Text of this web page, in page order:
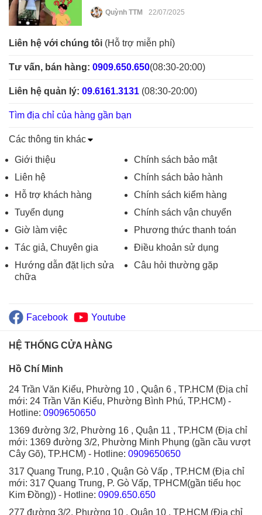
Quỳnh TTM 22/07/2025
Liên hệ với chúng tôi (Hỗ trợ miễn phí)
Tư vấn, bán hàng: 0909.650.650(08:30-20:00)
Liên hệ quản lý: 09.6161.3131 (08:30-20:00)
Tìm địa chỉ của hàng gần bạn
Các thông tin khác
Giới thiệu
Liên hệ
Hỗ trợ khách hàng
Tuyển dụng
Giờ làm việc
Tác giả, Chuyên gia
Hướng dẫn đặt lịch sửa
chữa
Chính sách bảo mật
Chính sách bảo hành
Chính sách kiểm hàng
Chính sách vận chuyển
Phương thức thanh toán
Điều khoản sử dụng
Câu hỏi thường gặp
Facebook Youtube
HỆ THỐNG CỬA HÀNG
Hồ Chí Minh
24 Trần Văn Kiểu, Phường 10 , Quận 6 , TP.HCM (Địa chỉ
mới: 24 Trần Văn Kiểu, Phường Bình Phú, TP.HCM) -
Hotline: 0909650650
1369 đường 3/2, Phường 16 , Quận 11 , TP.HCM (Địa chỉ
mới: 1369 đường 3/2, Phường Minh Phụng (gần cầu vượt
Cây Gõ), TP.HCM) - Hotline: 0909650650
317 Quang Trung, P.10 , Quận Gò Vấp , TP.HCM (Địa chỉ
mới: 317 Quang Trung, P. Gò Vấp, TPHCM(gần tiểu học
Kim Đồng)) - Hotline: 0909.650.650
277 đường 3/2, Phường 10 , Quận 10 , TP.HCM (Địa chỉ